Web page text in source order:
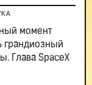
момент
грандиозный
Глава SpaceX